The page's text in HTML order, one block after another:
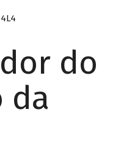
do
da